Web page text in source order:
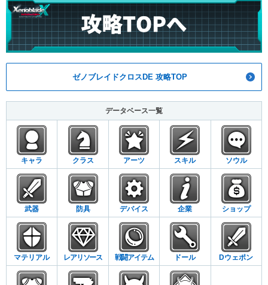
ゼノブレイドクロスDE 攻略TOP
データベース一覧
キャラ クラス アーツ スキル ソウル
武器 防具 デバイス 企業 ショップ
マテリアル レアリソース 戦闘アイテム ドール Dウェポン